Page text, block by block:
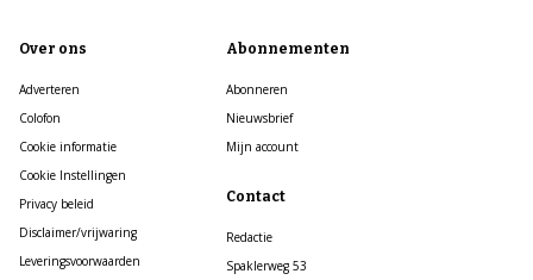
Over ons
Adverteren
Colofon
Cookie informatie
Cookie Instellingen
Privacy beleid
Disclaimer/vrijwaring
Leveringsvoorwaarden
Abonnementen
Abonneren
Nieuwsbrief
Mijn account
Contact
Redactie
Spaklerweg 53